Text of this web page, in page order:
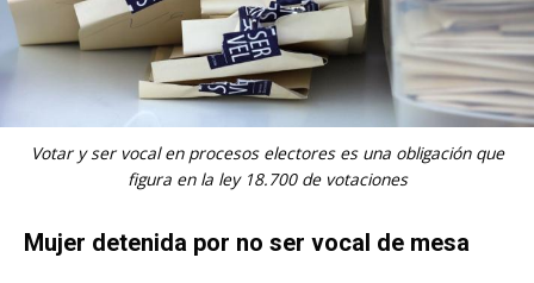
Votar y ser vocal en procesos electores es una obligación que
figura en la ley 18.700 de votaciones
Mujer detenida por no ser vocal de mesa